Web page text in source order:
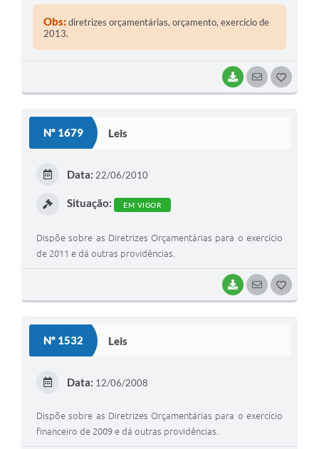
BAIXARSEGUIR
Obs:diretrizes orçamentárias, orçamento, exercício de
2013.
Nº 1679 Leis
BAIXARSEGUIR
Data: 22/06/2010
Situação: EM VIGOR
Dispõe sobre as Diretrizes Orçamentárias para o exercício
de 2011 e dá outras providências.
Nº 1532 Leis
Data: 12/06/2008
Dispõe sobre as Diretrizes Orçamentárias para o exercício
financeiro de 2009 e dá outras providências.